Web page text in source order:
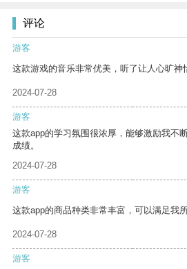
评论
游客
这款游戏的音乐非常优美，听了让人心旷神
2024-07-28
游客
这款app的学习氛围很浓厚，能够激励我不
成绩。
2024-07-28
游客
这款app的商品种类非常丰富，可以满足我
2024-07-28
游客